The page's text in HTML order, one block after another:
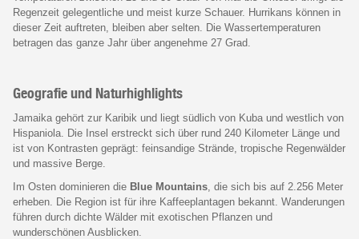
Regenzeit gelegentliche und meist kurze Schauer. Hurrikans können in
dieser Zeit auftreten, bleiben aber selten. Die Wassertemperaturen
betragen das ganze Jahr über angenehme 27 Grad.
Geografie und Naturhighlights
Jamaika gehört zur Karibik und liegt südlich von Kuba und westlich von
Hispaniola. Die Insel erstreckt sich über rund 240 Kilometer Länge und
ist von Kontrasten geprägt: feinsandige Strände, tropische Regenwälder
und massive Berge.
Im Osten dominieren die Blue Mountains , die sich bis auf 2.256 Meter
erheben. Die Region ist für ihre Kaffeeplantagen bekannt. Wanderungen
führen durch dichte Wälder mit exotischen Pflanzen und
wunderschönen Ausblicken.